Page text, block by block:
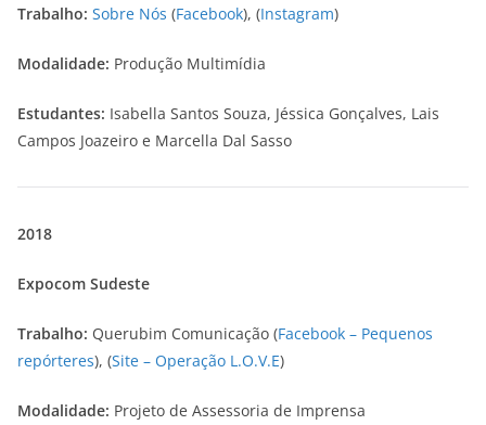
Trabalho: Sobre Nós (Facebook), (Instagram)
Modalidade: Produção Multimídia
Estudantes: Isabella Santos Souza, Jéssica Gonçalves, Lais
Campos Joazeiro e Marcella Dal Sasso
2018
Expocom Sudeste
Trabalho: Querubim Comunicação (Facebook – Pequenos
repórteres), (Site – Operação L.O.V.E)
Modalidade: Projeto de Assessoria de Imprensa